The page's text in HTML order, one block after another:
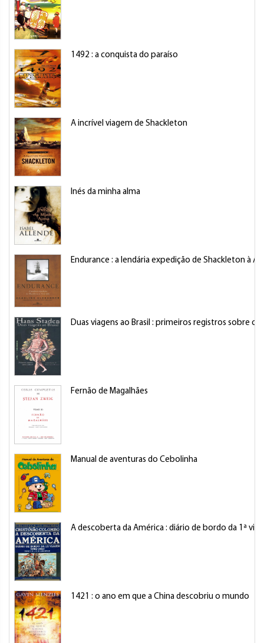
1492 : a conquista do paraíso
A incrível viagem de Shackleton
Inés da minha alma
Endurance : a lendária expedição de Shackleton à
Duas viagens ao Brasil : primeiros registros sobre o
Fernão de Magalhães
Manual de aventuras do Cebolinha
A descoberta da América : diário de bordo da 1ª
1421 : o ano em que a China descobriu o mundo